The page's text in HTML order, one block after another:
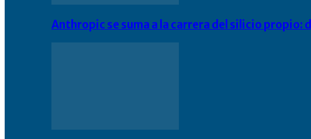
Anthropic se suma a la carrera del silicio propio: